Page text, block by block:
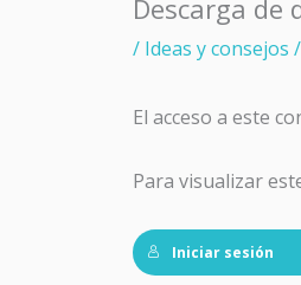
Descarga de
/ Ideas y consejos
El acceso a este
Para visualizar
Iniciar sesión